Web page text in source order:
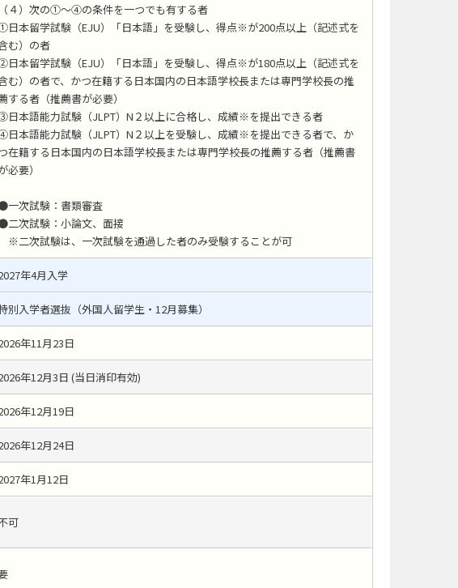
４）次の①〜④の条件を一つでも有する者
日本留学試験（EJU）「日本語」を受験し、得点※が200点以上（記述式を
む）の者
日本留学試験（EJU）「日本語」を受験し、得点※が180点以上（記述式を
む）の者で、かつ在籍する日本国内の日本語学校長または専門学校長の推
する者（推薦書が必要）
日本語能力試験（JLPT）N２以上に合格し、成績※を提出できる者
日本語能力試験（JLPT）N２以上を受験し、成績※を提出できる者で、か
在籍する日本国内の日本語学校長または専門学校長の推薦する者（推薦書
必要）
一次試験：書類審査
二次試験：小論文、面接
二次試験は、一次試験を通過した者のみ受験することが可
年4月入学
別入学者選抜（外国人留学生・12月募集）
年11月23日
年12月3日 (当日消印有効)
年12月19日
年12月24日
年1月12日
可